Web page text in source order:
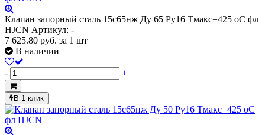
Клапан запорный сталь 15с65нж Ду 65 Ру16 Тмакс=425 оС фл
HJCN Артикул: -
7 625.80 руб. за 1 шт
В наличии
- +
В 1 клик